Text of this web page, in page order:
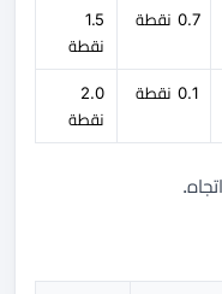
0.7 نقطة
1.5
نقطة
0.1 نقطة
2.0
نقطة